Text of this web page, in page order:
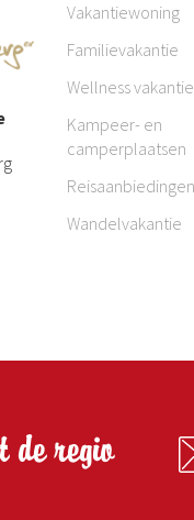
Vakantiewoning
Familievakantie
Wellness vakantie
Kampeer- en
camperplaatsen
Reisaanbiedingen
Wandelvakantie
de regio